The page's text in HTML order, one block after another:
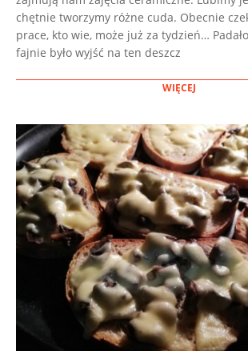
chętnie tworzymy różne cuda. Obecnie
prace, kto wie, może już za tydzień…
fajnie było wyjść na ten deszcz
WIĘCEJ